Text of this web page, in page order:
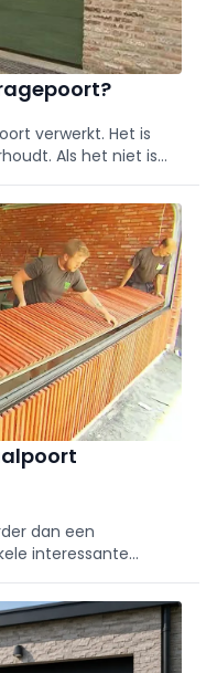
verwerkt. Het is
Als het niet is
opbergt en,
zelf
dan een
interessante
maar je